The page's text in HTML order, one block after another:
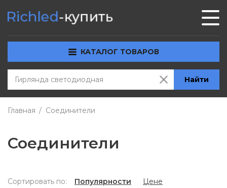
КАТАЛОГ ТОВАРОВ
Найти
Главная Соединители
Соединители
Сортировать по: Популярности Цене